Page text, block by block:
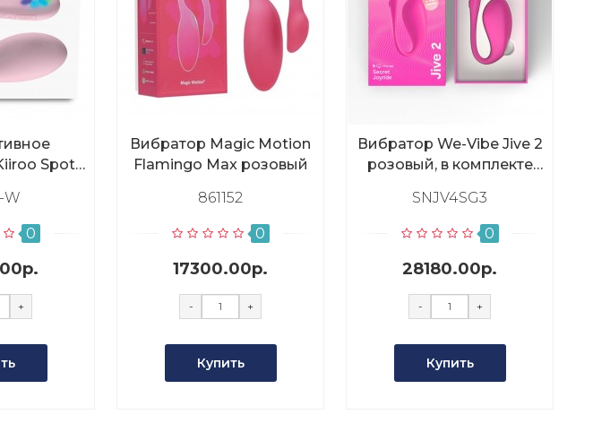
Spot,
W
0
+
Вибратор Magic Motion
Flamingo Max розовый
861152
0
17300.00р.
- +
Купить
Вибратор We-Vibe Jive 2
розовый, в комплекте
SNJV4SG3
0
28180.00р.
- +
Купить